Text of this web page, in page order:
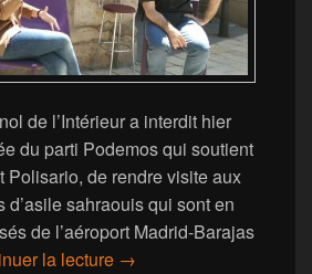
de l’Intérieur a interdit hier
du parti Podemos qui soutient
Polisario, de rendre visite aux
d’asile sahraouis qui sont en
de l’aéroport Madrid-Barajas
la lecture Une députée
→